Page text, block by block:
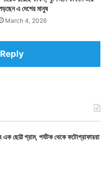
এ দেশের মানুষ
March 4, 2026
এক ছোট্ট গ্রাম, পর্যটক থেকে ফটোগ্রাফাররা